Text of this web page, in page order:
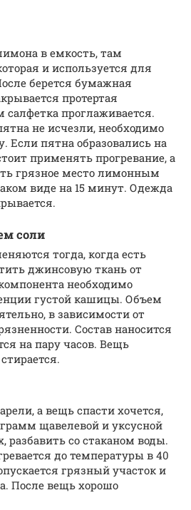
в емкость, там
и используется для
берется бумажная
протертая
салфетка проглаживается.
не исчезли, необходимо
Если пятна образовались на
применять прогревание, а
грязное место лимонным
виде на 15 минут. Одежда
соли
тогда, когда есть
джинсовую ткань от
необходимо
густой кашицы. Объем
в зависимости от
Состав наносится
на пару часов. Вещь
а вещь спасти хочется,
щавелевой и уксусной
разбавить со стаканом воды.
до температуры в 40
грязный участок и
После вещь хорошо